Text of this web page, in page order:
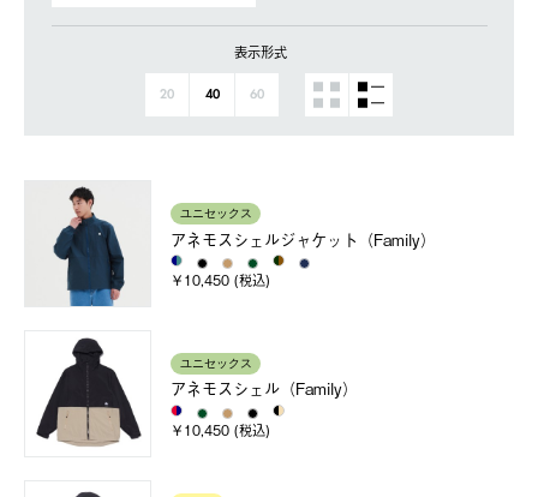
表示形式
20 40 60
ユニセックス
アネモスシェルジャケット（Family）
￥10,450 (税込)
ユニセックス
アネモスシェル（Family）
￥10,450 (税込)